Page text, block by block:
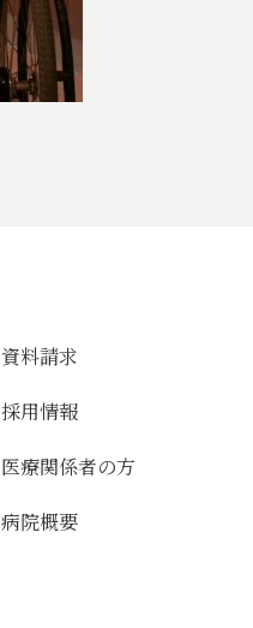
資料請求
採用情報
医療関係者の方
病院概要